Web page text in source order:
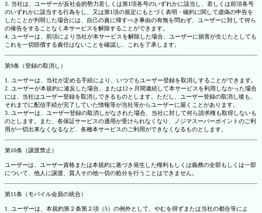
3. 当社は、ユーザーが反社会的勢力若しくは第1項各号のいずれかに該当し、若しくは前項各号
のいずれかに該当する行為をし、又は第1項の規定にもとづく表明・確約に関して虚偽の申告を
したことが判明した場合には、自己の責に帰すべき事由の有無を問わず、ユーザーに対して何ら
の催告をすることなく本サービスを解除することができます。
4. ユーザーは、前項により当社が本サービスを解除した場合、ユーザーに損害が生じたとしても
これを一切賠償する責任はないことを確認し、これを了承します。
第9条（登録の取消し）
1. ユーザーは、当社が定める手続により、いつでもユーザー登録を取消しすることができます。
2. ユーザーが本規約に違反した場合、または12ヶ月間連続して本サービスを利用しなかった場合
には、当社はユーザー登録を取消しできるものとします。ただし、ユーザー登録の取消し後も、
それまでに配信手続が完了していた情報等が当社等からユーザーに届くことがあります。
3. ユーザーは、ユーザー登録の取消しがなされた場合、当社に対して何ら請求権も取得しないも
のとします。また、各保証サービスの適用が受けられなくなり、ノジマスーパーポイントのご利
用が一切出来なくなるなど、各種本サービスのご利用ができなくなるものとします。
第10条（譲渡禁止）
ユーザーは、ユーザー資格または本規約に基づき発生した権利もしくは義務の全部もしくは一部
について、他人に譲渡、質入その他一切の処分を行うことはできません。
第11条（モバイル会員の統合）
1. ユーザーは、本規約第２条第２項（5）の例外として、やむを得ずまたは当社の都合等によ